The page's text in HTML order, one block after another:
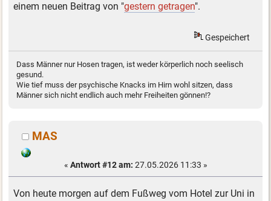
einem neuen Beitrag von "gestern getragen".
Gespeichert
Dass Männer nur Hosen tragen, ist weder körperlich noch seelisch
gesund.
Wie tief muss der psychische Knacks im Hirn wohl sitzen, dass
Männer sich nicht endlich auch mehr Freiheiten gönnen!?
MAS
« Antwort #12 am: 27.05.2026 11:33 »
Von heute morgen auf dem Fußweg vom Hotel zur Uni in